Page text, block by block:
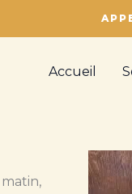
Accueil